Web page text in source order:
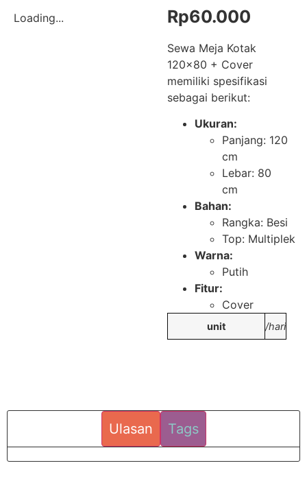
Loading...
Rp60.000
Sewa Meja Kotak
120×80 + Cover
memiliki spesifikasi
sebagai berikut:
Ukuran:
Panjang: 120
cm
Lebar: 80
cm
Bahan:
Rangka: Besi
Top: Multiplek
Warna:
Putih
Fitur:
Cover
unit /hari
Ulasan Tags